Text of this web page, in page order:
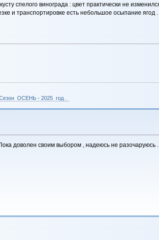
спелого винограда : цвет практически не
и транспортировке есть небольшое осыпание
Сезон ОСЕНЬ - 2025 год .
доволен своим выбором , надеюсь не разочаруюсь .